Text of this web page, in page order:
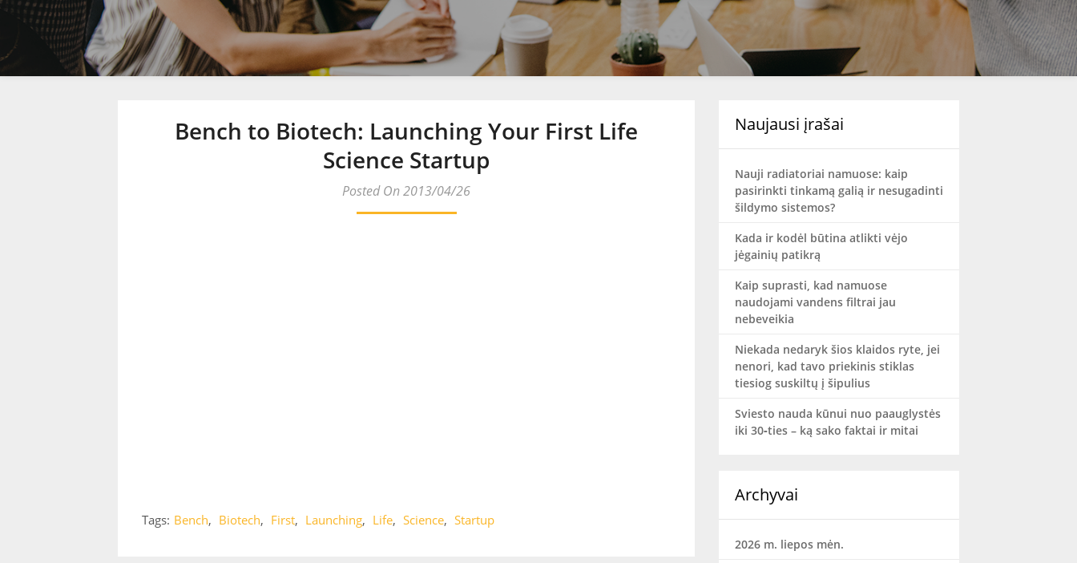
Bench to Biotech: Launching Your First Life
Science Startup
Posted On 2013/04/26
Tags: Bench, Biotech, First, Launching, Life, Science, Startup
Naujausi įrašai
Nauji radiatoriai namuose: kaip
pasirinkti tinkamą galią ir nesugadinti
šildymo sistemos?
Kada ir kodėl būtina atlikti vėjo
jėgainių patikrą
Kaip suprasti, kad namuose
naudojami vandens filtrai jau
nebeveikia
Niekada nedaryk šios klaidos ryte, jei
nenori, kad tavo priekinis stiklas
tiesiog suskiltų į šipulius
Sviesto nauda kūnui nuo paauglystės
iki 30‑ties – ką sako faktai ir mitai
Archyvai
2026 m. liepos mėn.